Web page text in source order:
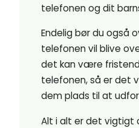
telefonen og dit
Endelig bør du også
telefonen vil blive
det kan være
telefonen, så er det
dem plads til at
Alt i alt er det vigtigt